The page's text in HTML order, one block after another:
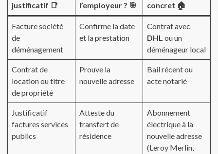
justificatif 📑
l’employeur ? 🎯
concret 🏠
Facture société
de
déménagement
Confirme la date
et la prestation
Contrat avec
DHL ou un
déménageur local
Contrat de
location ou titre
de propriété
Prouve la
nouvelle adresse
Bail récent ou
acte notarié
Justificatif
factures services
publics
Atteste du
transfert de
résidence
Abonnement
électrique à la
nouvelle adresse
(Leroy Merlin,